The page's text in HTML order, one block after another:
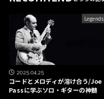
Legends
2025.04.25
コードとメロディが溶け合う/Joe
Passに学ぶソロ・ギターの神髄